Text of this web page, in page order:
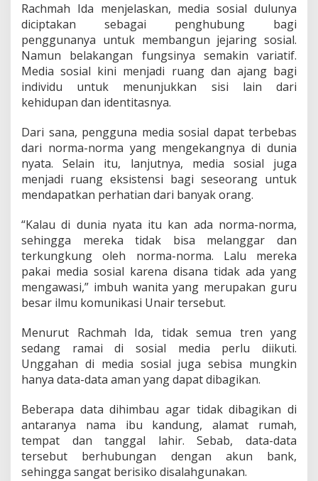
e
r
h
a
t
i
-
H
t
i
Rachmah Ida menjelaskan, media sosial dulunya
diciptakan sebagai penghubung bagi
penggunanya untuk membangun jejaring sosial.
Namun belakangan fungsinya semakin variatif.
Media sosial kini menjadi ruang dan ajang bagi
individu untuk menunjukkan sisi lain dari
kehidupan dan identitasnya.
Dari sana, pengguna media sosial dapat terbebas
dari norma-norma yang mengekangnya di dunia
nyata. Selain itu, lanjutnya, media sosial juga
menjadi ruang eksistensi bagi seseorang untuk
mendapatkan perhatian dari banyak orang.
“Kalau di dunia nyata itu kan ada norma-norma,
sehingga mereka tidak bisa melanggar dan
terkungkung oleh norma-norma. Lalu mereka
pakai media sosial karena disana tidak ada yang
mengawasi,” imbuh wanita yang merupakan guru
besar ilmu komunikasi Unair tersebut.
Menurut Rachmah Ida, tidak semua tren yang
sedang ramai di sosial media perlu diikuti.
Unggahan di media sosial juga sebisa mungkin
hanya data-data aman yang dapat dibagikan.
Beberapa data dihimbau agar tidak dibagikan di
antaranya nama ibu kandung, alamat rumah,
tempat dan tanggal lahir. Sebab, data-data
tersebut berhubungan dengan akun bank,
sehingga sangat berisiko disalahgunakan.